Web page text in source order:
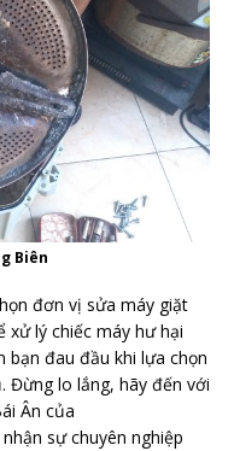
Biên
đơn vị sửa máy giặt
xử lý chiếc máy hư hại
bạn đau đầu khi lựa chọn
Đừng lo lắng, hãy đến với
Ân của
sự chuyên nghiệp